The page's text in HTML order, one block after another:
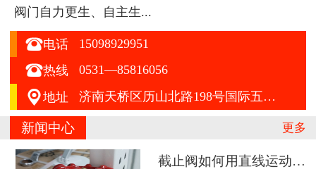
阀门自力更生、自主生...
电话 15098929951
热线 0531—85816056
地址 济南天桥区历山北路198号国际五金机电城A区412号
更多
新闻中心
截止阀如何用直线运动征服严苛工况